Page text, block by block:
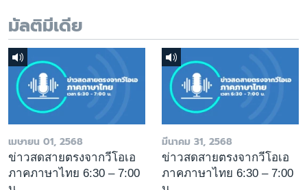
มัลติมีเดีย
เมษายน 01, 2568
ข่าวสดสายตรงจากวีโอเอ
ภาคภาษาไทย 6:30 – 7:00
มีนาคม 31, 2568
ข่าวสดสายตรงจากวีโอเอ
ภาคภาษาไทย 6:30 – 7:00